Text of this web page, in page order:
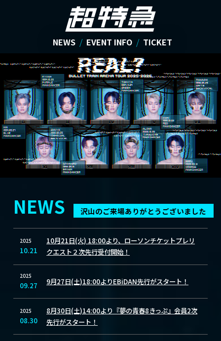
NEWS / EVENT INFO / TICKET
NEWS 沢山のご来場ありがとうございました
2025
10.21
10月21日(火) 18:00より、ローソンチケットプレリ
クエスト２次先行受付開始！
2025
09.27 9月27日(土)18:00よりEBiDAN先行がスタート！
2025
08.30
8月30日(土)14:00より『夢の青春8きっぷ』会員2次
先行がスタート！